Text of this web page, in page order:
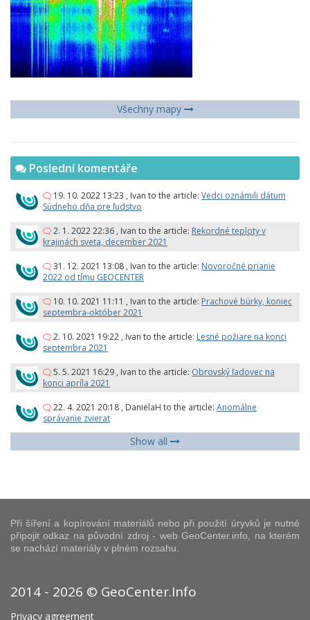
Všechny mapy
Poslední komentáře
19. 10. 2022 13:23 , Ivan to the article: Vedci oznámili dátum
Súdneho dňa pre ľudstvo
2. 1. 2022 22:36 , Ivan to the article: Rekordné teploty v
krajinách sveta, december 2021
31. 12. 2021 13:08 , Ivan to the article: Novoročné prianie
2022 od tímu GEOCENTER
10. 10. 2021 11:11 , Ivan to the article: Prachové búrky, koniec
septembra-október 2021
2. 10. 2021 19:22 , Ivan to the article: Lesné požiare na konci
septembra 2021
5. 5. 2021 16:29 , Ivan to the article: Obrovský ľadovec na
konci apríla 2021
22. 4. 2021 20:18 , DanielaH to the article: Anomálne
správanie zvierat
Show all
Při šíření a kopírování materiálů nebo při použití úryvků je nutné
připojit odkaz na původní zdroj - web GeoCenter.info, na kterém
se nachází materiály v plném rozsahu.
2014 - 2026 © GeoCenter.Info
Privacy agreement